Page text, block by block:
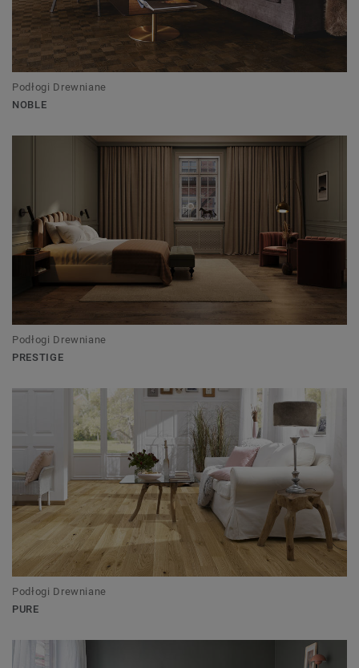
Podłogi Drewniane
NOBLE
Podłogi Drewniane
PRESTIGE
Podłogi Drewniane
PURE